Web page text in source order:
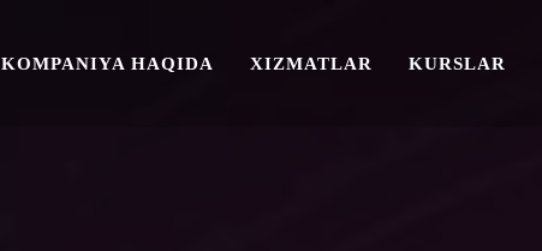
KOMPANIYA HAQIDA XIZMATLAR KURSLAR